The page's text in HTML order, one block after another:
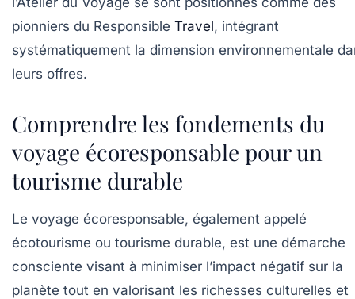
pionniers du Responsible Travel, intégrant
systématiquement la dimension environnementale
leurs offres.
Comprendre les fondements du
voyage écoresponsable pour un
tourisme durable
Le voyage écoresponsable, également appelé
écotourisme ou tourisme durable, est une démarche
consciente visant à minimiser l’impact négatif sur la
planète tout en valorisant les richesses culturelles et